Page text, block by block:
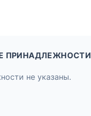
ПРИНАДЛЕЖНОСТИ
не указаны.